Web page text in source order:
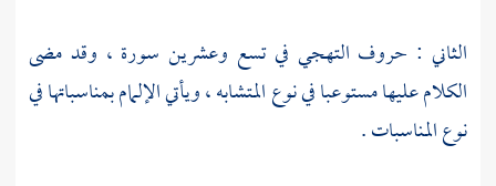
الثاني : حروف التهجي في تسع وعشرين سورة ، وقد مضى
الكلام عليها مستوعبا في نوع المتشابه ، ويأتي الإلمام بمناسباتها في
نوع المناسبات .